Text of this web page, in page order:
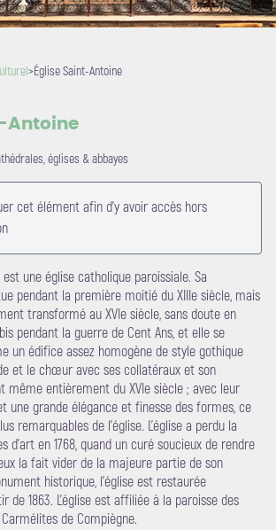
Voir l'image en plein écran
>Église Saint-Antoine
Antoine
églises & abbayes
cet élément afin d'y avoir accès hors
est une église catholique paroissiale. Sa
pendant la première moitié du XIIIe siècle, mais
transformé au XVIe siècle, sans doute en
pendant la guerre de Cent Ans, et elle se
un édifice assez homogène de style gothique
et le chœur avec ses collatéraux et son
même entièrement du XVIe siècle ; avec leur
une grande élégance et finesse des formes, ce
remarquables de l'église. L'église a perdu la
d'art en 1768, quand un curé soucieux de rendre
la fait vider de la majeure partie de son
historique, l'église est restaurée
de 1863. L'église est affiliée à la paroisse des
de Compiègne.